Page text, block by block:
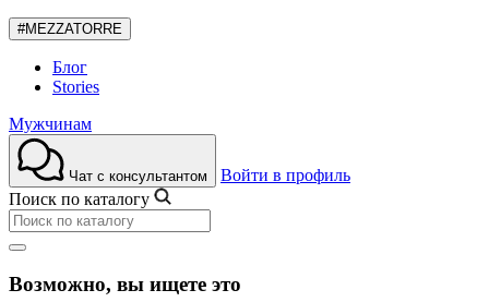
#MEZZATORRE
Блог
Stories
Мужчинам
Чат с консультантом
Войти в профиль
Поиск по каталогу
Возможно, вы ищете это